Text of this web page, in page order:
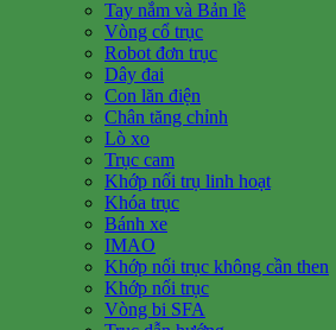
Tay nắm và Bản lề
Vòng cổ trục
Robot đơn trục
Dây đai
Con lăn điện
Chân tăng chỉnh
Lò xo
Trục cam
Khớp nối trụ linh hoạt
Khóa trục
Bánh xe
IMAO
Khớp nối trục không cần then
Khớp nối trục
Vòng bi SFA